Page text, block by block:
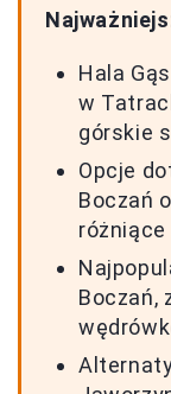
Hala
w
górskie
Opcje
Boczań
Boczań,